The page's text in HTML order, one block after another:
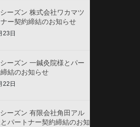
ーズン 株式会社ワカマツ
ー契約締結のお知らせ
23日
ーズン 一鍼灸院様とパー
締結のお知らせ
22日
ーズン 有限会社角田アル
パートナー契約締結のお知